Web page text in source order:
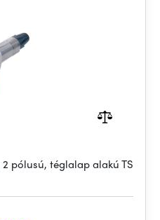
pólusú, téglalap alakú TS